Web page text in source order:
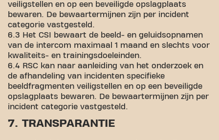
veiligstellen en op een beveiligde opslagplaats
bewaren. De bewaartermijnen zijn per incident
categorie vastgesteld.
6.3 Het CSI bewaart de beeld- en geluidsopnamen
van de intercom maximaal 1 maand en slechts voor
kwaliteits- en trainingsdoeleinden.
6.4 RSC kan naar aanleiding van het onderzoek en
de afhandeling van incidenten specifieke
beeldfragmenten veiligstellen en op een beveiligde
opslagplaats bewaren. De bewaartermijnen zijn per
incident categorie vastgesteld.
7. TRANSPARANTIE